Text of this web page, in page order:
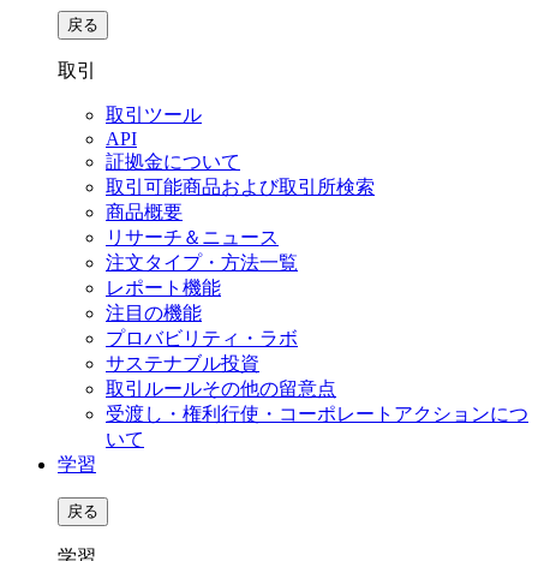
戻る
取引
取引ツール
API
証拠金について
取引可能商品および取引所検索
商品概要
リサーチ＆ニュース
注文タイプ・方法一覧
レポート機能
注目の機能
プロバビリティ・ラボ
サステナブル投資
取引ルールその他の留意点
受渡し・権利行使・コーポレートアクションにつ
いて
学習
戻る
学習